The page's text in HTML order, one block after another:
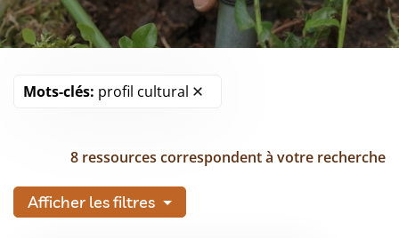
Mots-clés: profil cultural
8 ressources correspondent à votre recherche
Afficher les filtres